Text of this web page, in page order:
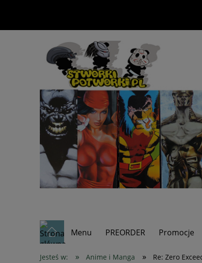
Menu PREORDER Promocje
Jesteś w: » Anime i Manga » Re: Zero